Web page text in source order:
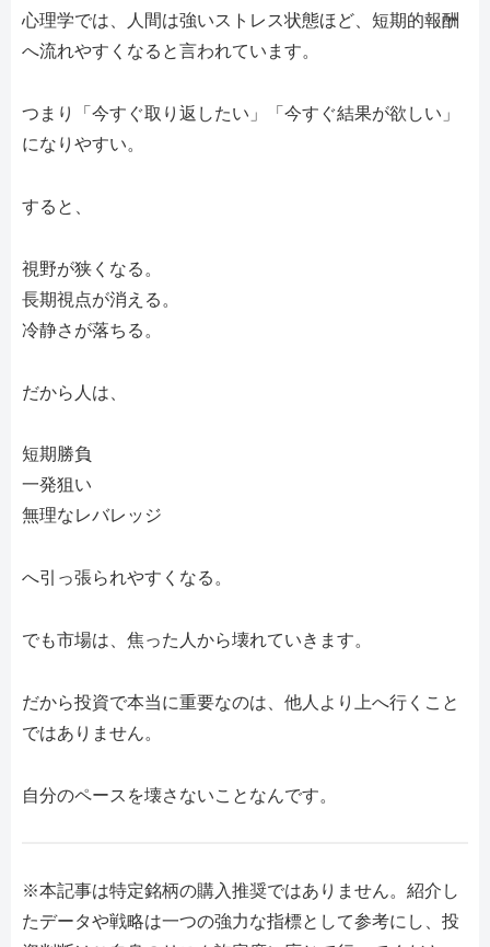
心理学では、人間は強いストレス状態ほど、短期的報酬
へ流れやすくなると言われています。
つまり「今すぐ取り返したい」「今すぐ結果が欲しい」
になりやすい。
すると、
視野が狭くなる。
長期視点が消える。
冷静さが落ちる。
だから人は、
短期勝負
一発狙い
無理なレバレッジ
へ引っ張られやすくなる。
でも市場は、焦った人から壊れていきます。
だから投資で本当に重要なのは、他人より上へ行くこと
ではありません。
自分のペースを壊さないことなんです。
※本記事は特定銘柄の購入推奨ではありません。紹介し
たデータや戦略は一つの強力な指標として参考にし、投